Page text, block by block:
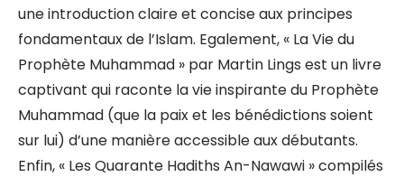
une introduction claire et concise aux principes
fondamentaux de l’Islam. Egalement, « La Vie du
Prophète Muhammad » par Martin Lings est un livre
captivant qui raconte la vie inspirante du Prophète
Muhammad (que la paix et les bénédictions soient
sur lui) d’une manière accessible aux débutants.
Enfin, « Les Quarante Hadiths An-Nawawi » compilés